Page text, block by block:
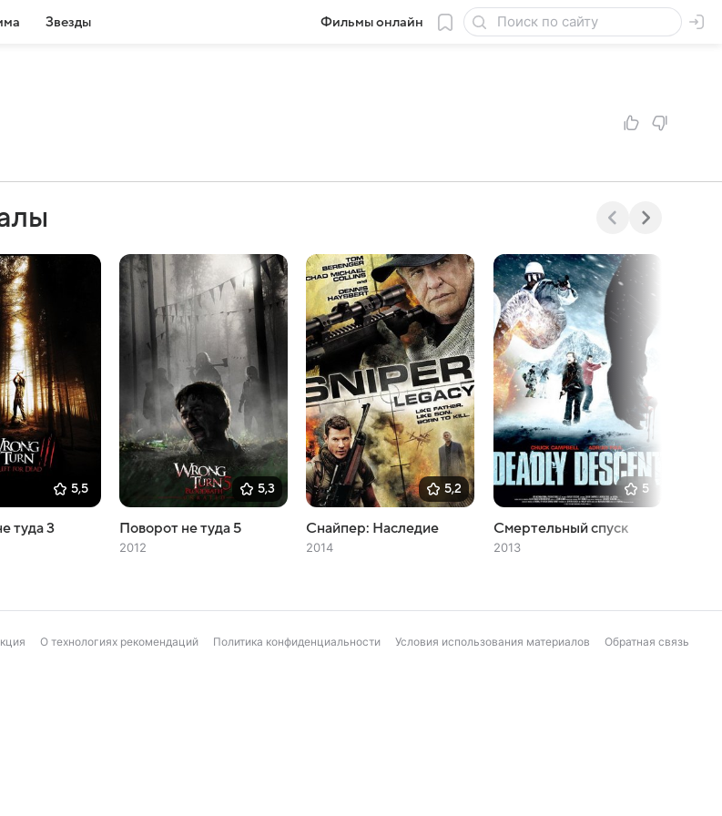
Звезды Фильмы онлайн
5,5
туда 3
5,3
Поворот не туда 5
2012
5,2
Снайпер: Наследие
2014
5
Смертельный спуск
2013
О технологиях рекомендаций Политика конфиденциальности Условия использования материалов Обратная связь